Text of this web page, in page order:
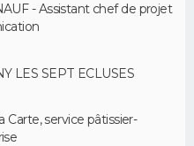
- Assistant chef de projet
LES SEPT ECLUSES
Carte, service pâtissier-